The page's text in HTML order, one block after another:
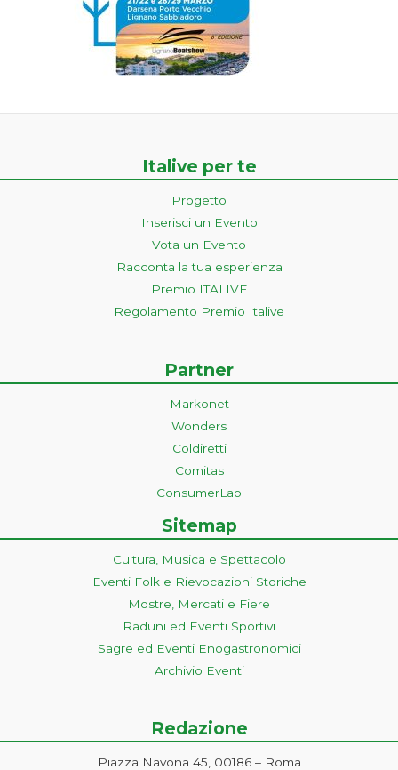
Italive per te
Progetto
Inserisci un Evento
Vota un Evento
Racconta la tua esperienza
Premio ITALIVE
Regolamento Premio Italive
Partner
Markonet
Wonders
Coldiretti
Comitas
ConsumerLab
Sitemap
Cultura, Musica e Spettacolo
Eventi Folk e Rievocazioni Storiche
Mostre, Mercati e Fiere
Raduni ed Eventi Sportivi
Sagre ed Eventi Enogastronomici
Archivio Eventi
Redazione
Piazza Navona 45, 00186 – Roma